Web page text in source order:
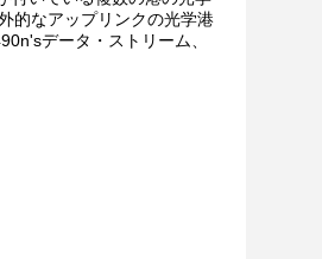
的なアップリンクの光学港
データ・ストリーム、